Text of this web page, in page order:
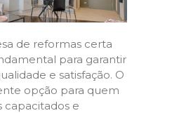
de reformas certa
para garantir
e satisfação. O
opção para quem
capacitados e